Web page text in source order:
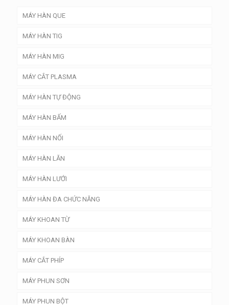
MÁY HÀN QUE
MÁY HÀN TIG
MÁY HÀN MIG
MÁY CẮT PLASMA
MÁY HÀN TỰ ĐỘNG
MÁY HÀN BẤM
MÁY HÀN NỐI
MÁY HÀN LĂN
MÁY HÀN LƯỚI
MÁY HÀN ĐA CHỨC NĂNG
MÁY KHOAN TỪ
MÁY KHOAN BÀN
MÁY CẮT PHÍP
MÁY PHUN SƠN
MÁY PHUN BỘT